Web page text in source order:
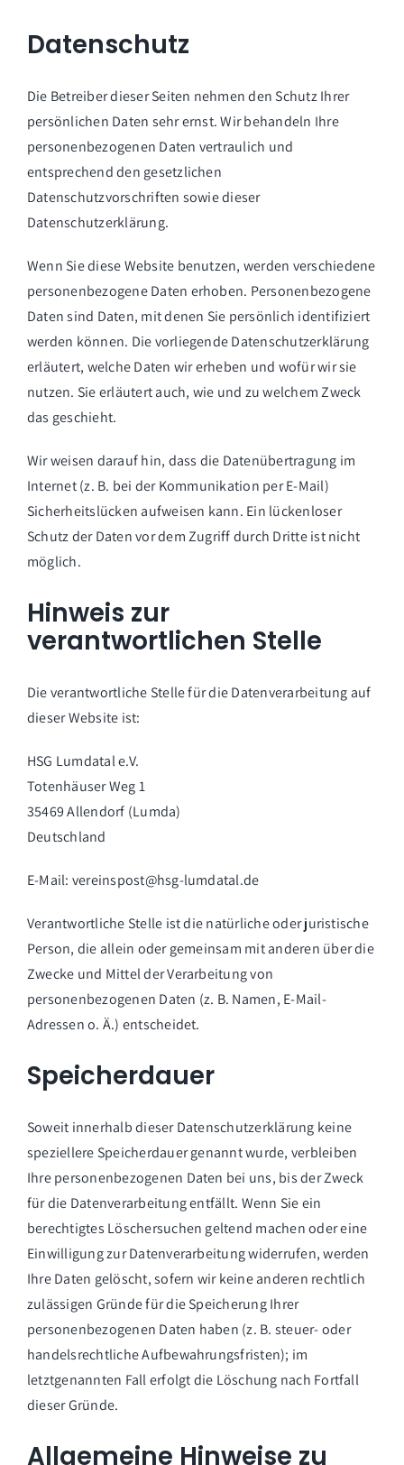
Datenschutz
Die Betreiber dieser Seiten nehmen den Schutz Ihrer
persönlichen Daten sehr ernst. Wir behandeln Ihre
personenbezogenen Daten vertraulich und
entsprechend den gesetzlichen
Datenschutzvorschriften sowie dieser
Datenschutzerklärung.
Wenn Sie diese Website benutzen, werden verschiedene
personenbezogene Daten erhoben. Personenbezogene
Daten sind Daten, mit denen Sie persönlich identifiziert
werden können. Die vorliegende Datenschutzerklärung
erläutert, welche Daten wir erheben und wofür wir sie
nutzen. Sie erläutert auch, wie und zu welchem Zweck
das geschieht.
Wir weisen darauf hin, dass die Datenübertragung im
Internet (z. B. bei der Kommunikation per E-Mail)
Sicherheitslücken aufweisen kann. Ein lückenloser
Schutz der Daten vor dem Zugriff durch Dritte ist nicht
möglich.
Hinweis zur
verantwortlichen Stelle
Die verantwortliche Stelle für die Datenverarbeitung auf
dieser Website ist:
HSG Lumdatal e.V.
Totenhäuser Weg 1
35469 Allendorf (Lumda)
Deutschland
E-Mail: vereinspost@hsg-lumdatal.de
Verantwortliche Stelle ist die natürliche oder juristische
Person, die allein oder gemeinsam mit anderen über die
Zwecke und Mittel der Verarbeitung von
personenbezogenen Daten (z. B. Namen, E-Mail-
Adressen o. Ä.) entscheidet.
Speicherdauer
Soweit innerhalb dieser Datenschutzerklärung keine
speziellere Speicherdauer genannt wurde, verbleiben
Ihre personenbezogenen Daten bei uns, bis der Zweck
für die Datenverarbeitung entfällt. Wenn Sie ein
berechtigtes Löschersuchen geltend machen oder eine
Einwilligung zur Datenverarbeitung widerrufen, werden
Ihre Daten gelöscht, sofern wir keine anderen rechtlich
zulässigen Gründe für die Speicherung Ihrer
personenbezogenen Daten haben (z. B. steuer- oder
handelsrechtliche Aufbewahrungsfristen); im
letztgenannten Fall erfolgt die Löschung nach Fortfall
dieser Gründe.
Allgemeine Hinweise zu